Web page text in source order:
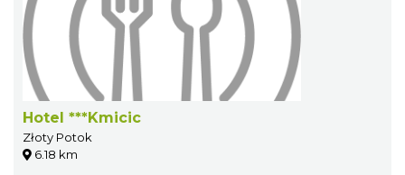
Hotel ***Kmicic
Złoty Potok
6.18 km